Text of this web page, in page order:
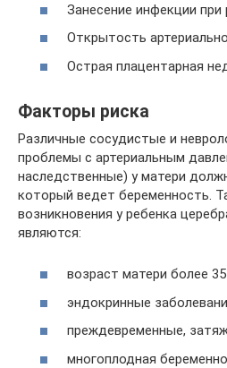
Занесение инфекции при
Открытость
Острая плацентарная
Факторы риска
Различные сосудистые и
проблемы с артериальным
наследственные) у матери
который ведет беременность.
возникновения у ребенка
являются:
возраст матери более
эндокринные
преждевременные,
многоплодная